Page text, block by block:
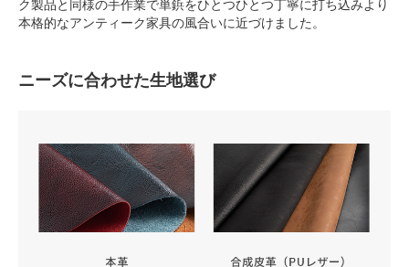
ク製品と同様の手作業で単鋲をひとつひとつ丁寧に打ち込みより
本格的なアンティーク家具の風合いに近づけました。
ニーズに合わせた生地選び